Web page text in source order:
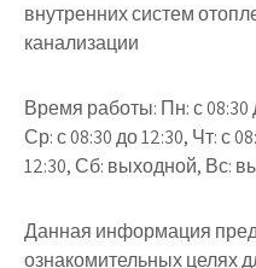
внутренних систем
канализации
Время работы: Пн: с 08:30
Ср: с 08:30 до 12:30, Чт: с
12:30, Сб: выходной, Вс:
Данная информация
ознакомительных целях